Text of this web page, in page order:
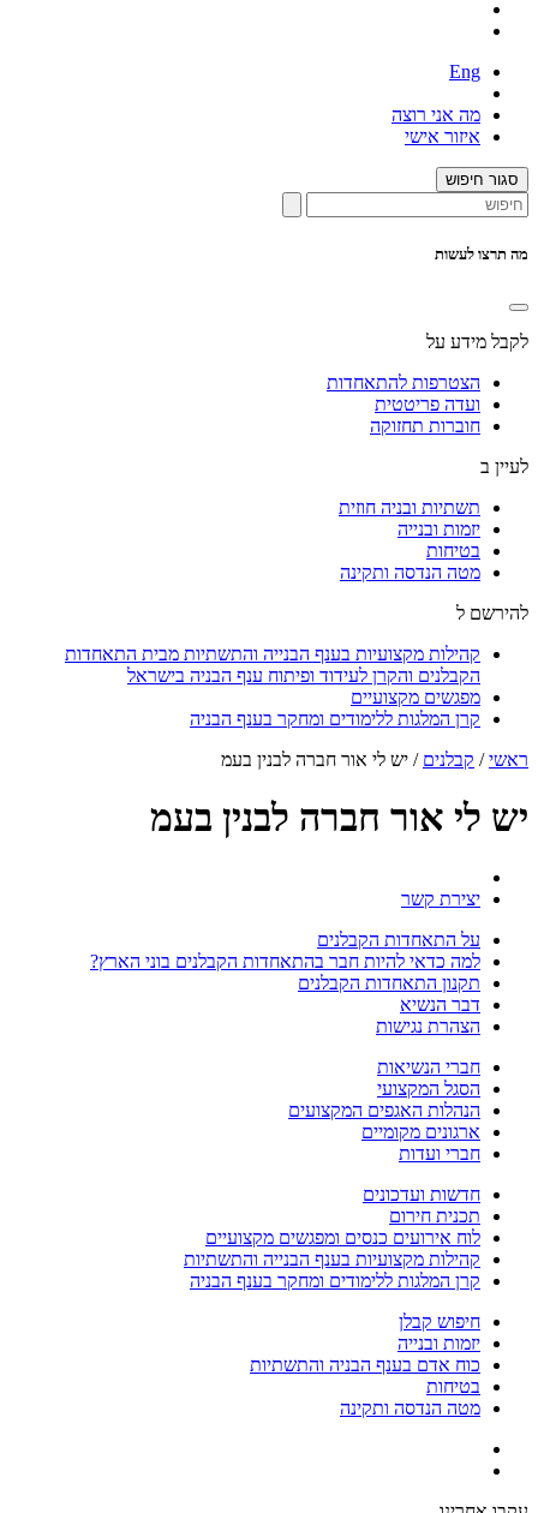
Eng
מה אני רוצה
איזור אישי
סגור חיפוש
מה תרצו לעשות
לקבל מידע על
הצטרפות להתאחדות
ועדה פריטטית
חוברות תחזוקה
לעיין ב
תשתיות ובניה חוזית
יזמות ובנייה
בטיחות
מטה הנדסה ותקינה
להירשם ל
קהילות מקצועיות בענף הבנייה והתשתיות מבית התאחדות
הקבלנים והקרן לעידוד ופיתוח ענף הבניה בישראל
מפגשים מקצועיים
קרן המלגות ללימודים ומחקר בענף הבניה
ראשי/ קבלנים / יש לי אור חברה לבנין בעמ
יש לי אור חברה לבנין בעמ
יצירת קשר
על התאחדות הקבלנים
למה כדאי להיות חבר בהתאחדות הקבלנים בוני הארץ?
תקנון התאחדות הקבלנים
דבר הנשיא
הצהרת נגישות
חברי הנשיאות
הסגל המקצועי
הנהלות האגפים המקצועים
ארגונים מקומיים
חברי ועדות
חדשות ועדכונים
תכנית חירום
לוח אירועים כנסים ומפגשים מקצועיים
קהילות מקצועיות בענף הבנייה והתשתיות
קרן המלגות ללימודים ומחקר בענף הבניה
חיפוש קבלן
יזמות ובנייה
כוח אדם בענף הבניה והתשתיות
בטיחות
מטה הנדסה ותקינה